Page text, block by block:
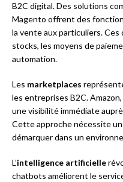
B2C digital. Des solutions
Magento offrent des
la vente aux particuliers.
stocks, les moyens de
automation.
Les marketplaces
les entreprises B2C.
une visibilité immédiate
Cette approche nécessite
démarquer dans un
L’intelligence artificielle
chatbots améliorent le